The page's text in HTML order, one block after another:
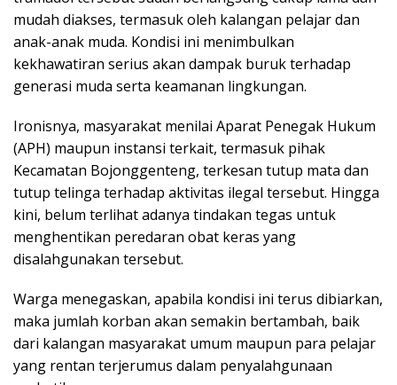
mudah diakses, termasuk oleh kalangan pelajar dan
anak-anak muda. Kondisi ini menimbulkan
kekhawatiran serius akan dampak buruk terhadap
generasi muda serta keamanan lingkungan.
Ironisnya, masyarakat menilai Aparat Penegak Hukum
(APH) maupun instansi terkait, termasuk pihak
Kecamatan Bojonggenteng, terkesan tutup mata dan
tutup telinga terhadap aktivitas ilegal tersebut. Hingga
kini, belum terlihat adanya tindakan tegas untuk
menghentikan peredaran obat keras yang
disalahgunakan tersebut.
Warga menegaskan, apabila kondisi ini terus dibiarkan,
maka jumlah korban akan semakin bertambah, baik
dari kalangan masyarakat umum maupun para pelajar
yang rentan terjerumus dalam penyalahgunaan